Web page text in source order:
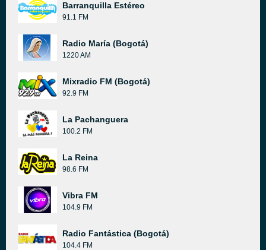
Barranquilla Estéreo
91.1 FM
Radio María (Bogotá)
1220 AM
Mixradio FM (Bogotá)
92.9 FM
La Pachanguera
100.2 FM
La Reina
98.6 FM
Vibra FM
104.9 FM
Radio Fantástica (Bogotá)
104.4 FM